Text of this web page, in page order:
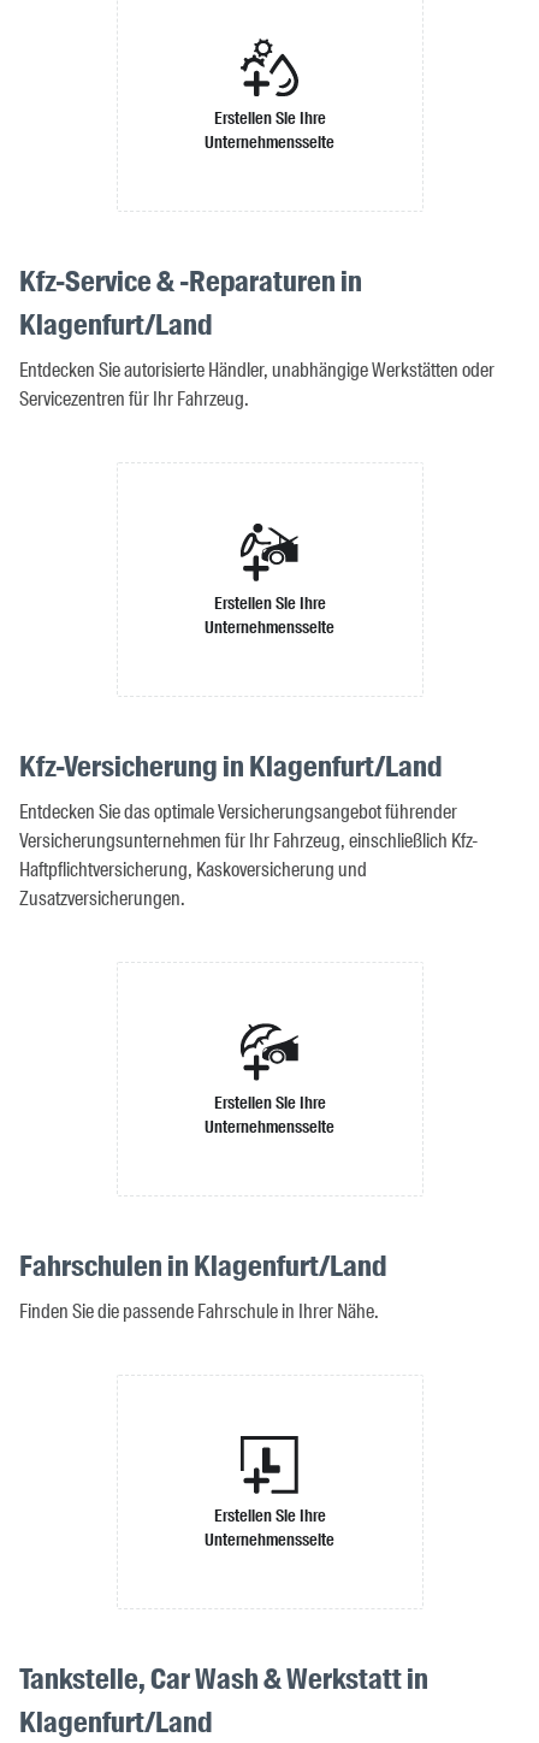
Erstellen Sie Ihre
Unternehmensseite
Kfz-Service & -Reparaturen in
Klagenfurt/Land
Entdecken Sie autorisierte Händler, unabhängige Werkstätten oder
Servicezentren für Ihr Fahrzeug.
Erstellen Sie Ihre
Unternehmensseite
Kfz-Versicherung in Klagenfurt/Land
Entdecken Sie das optimale Versicherungsangebot führender
Versicherungsunternehmen für Ihr Fahrzeug, einschließlich Kfz-
Haftpflichtversicherung, Kaskoversicherung und
Zusatzversicherungen.
Erstellen Sie Ihre
Unternehmensseite
Fahrschulen in Klagenfurt/Land
Finden Sie die passende Fahrschule in Ihrer Nähe.
Erstellen Sie Ihre
Unternehmensseite
Tankstelle, Car Wash & Werkstatt in
Klagenfurt/Land